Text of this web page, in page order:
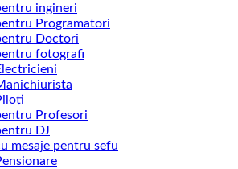
ingineri
Programatori
Doctori
fotografi
Profesori
DJ
mesaje pentru sefu